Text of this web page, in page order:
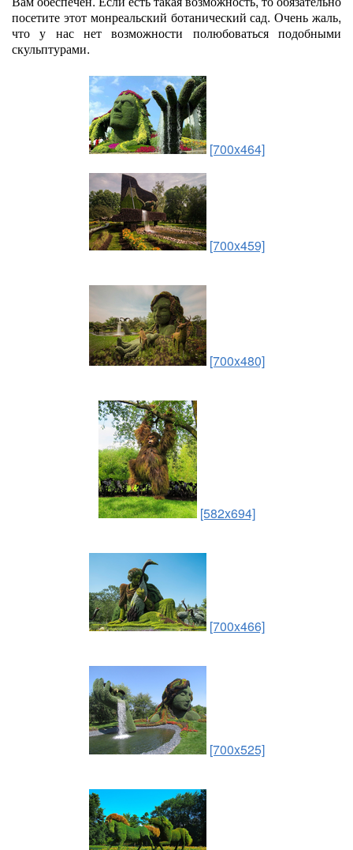
посетите этот монреальский ботанический сад. Очень жаль,
что у нас нет возможности полюбоваться подобными
скульптурами.
[700x464]
[700x459]
[700x480]
[582x694]
[700x466]
[700x525]